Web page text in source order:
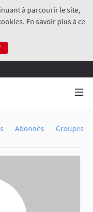
à parcourir le site,
En savoir plus à ce
Abonnés Groupes